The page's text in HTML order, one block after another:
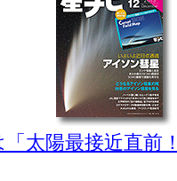
太陽最接近直前